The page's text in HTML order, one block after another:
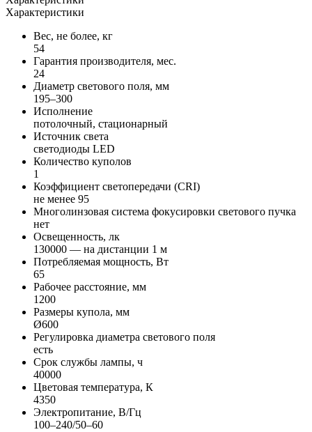
Характеристики
Вес, не более, кг
54
Гарантия производителя, мес.
24
Диаметр светового поля, мм
195–300
Исполнение
потолочный, стационарный
Источник света
светодиоды LED
Количество куполов
1
Коэффициент светопередачи (CRI)
не менее 95
Многолинзовая система фокусировки светового пучка
нет
Освещенность, лк
130000 — на дистанции 1 м
Потребляемая мощность, Вт
65
Рабочее расстояние, мм
1200
Размеры купола, мм
Ø600
Регулировка диаметра светового поля
есть
Срок службы лампы, ч
40000
Цветовая температура, К
4350
Электропитание, В/Гц
100–240/50–60